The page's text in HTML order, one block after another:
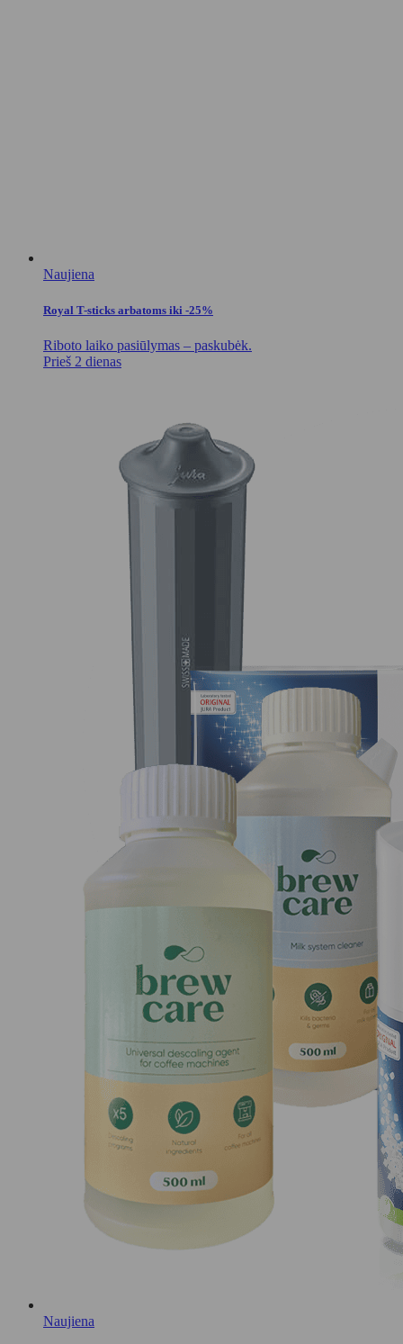
Naujiena
Royal T-sticks arbatoms iki -25%
Riboto laiko pasiūlymas – paskubėk.
Prieš 2 dienas
Naujiena